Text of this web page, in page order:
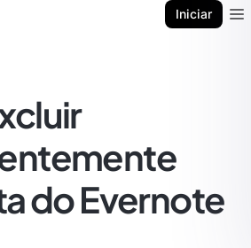
Iniciar
do Evernote